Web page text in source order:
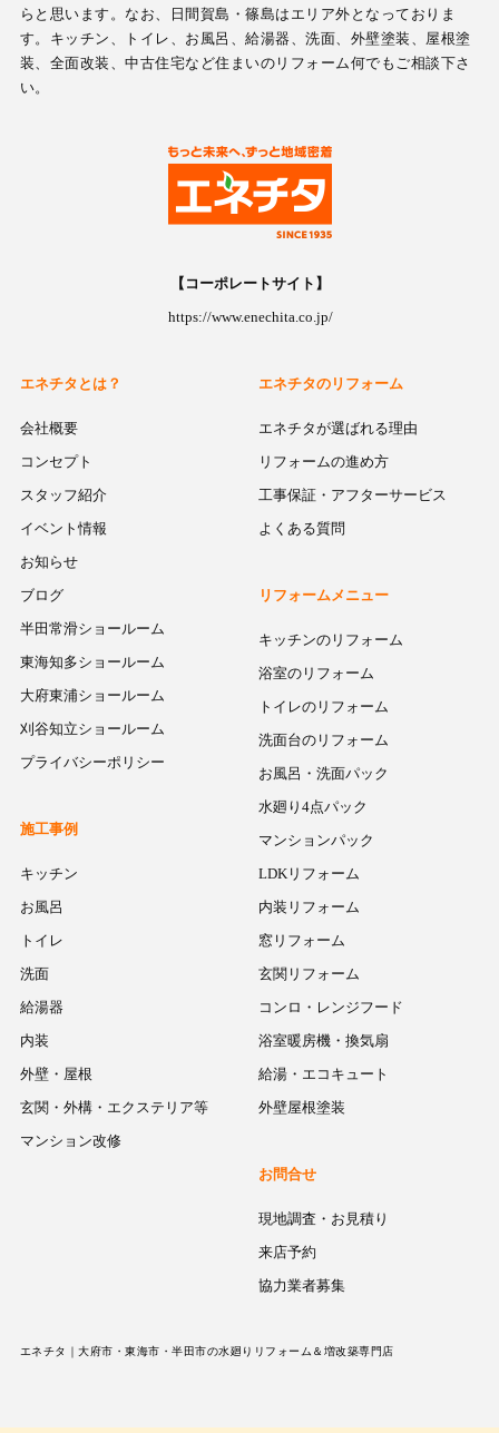
らと思います。なお、日間賀島・篠島はエリア外となっておりま
す。キッチン、トイレ、お風呂、給湯器、洗面、外壁塗装、屋根塗
装、全面改装、中古住宅など住まいのリフォーム何でもご相談下さ
い。
【コーポレートサイト】
https://www.enechita.co.jp/
エネチタとは？
会社概要
コンセプト
スタッフ紹介
イベント情報
お知らせ
ブログ
半田常滑ショールーム
東海知多ショールーム
大府東浦ショールーム
刈谷知立ショールーム
プライバシーポリシー
エネチタのリフォーム
エネチタが選ばれる理由
リフォームの進め方
工事保証・アフターサービス
よくある質問
リフォームメニュー
キッチンのリフォーム
浴室のリフォーム
トイレのリフォーム
洗面台のリフォーム
お風呂・洗面パック
水廻り4点パック
マンションパック
LDKリフォーム
内装リフォーム
窓リフォーム
玄関リフォーム
コンロ・レンジフード
浴室暖房機・換気扇
給湯・エコキュート
外壁屋根塗装
施工事例
キッチン
お風呂
トイレ
洗面
給湯器
内装
外壁・屋根
玄関・外構・エクステリア等
マンション改修
お問合せ
現地調査・お見積り
来店予約
協力業者募集
エネチタ｜大府市・東海市・半田市の水廻りリフォーム＆増改築専門店